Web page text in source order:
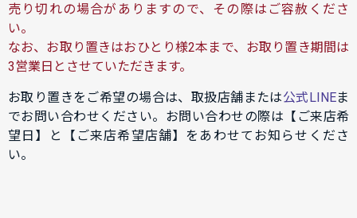
売り切れの場合がありますので、その際はご容赦くださ
い。
なお、お取り置きはおひとり様2本まで、お取り置き期間は
3営業日とさせていただきます。
お取り置きをご希望の場合は、取扱店舗または公式LINEま
でお問い合わせください。お問い合わせの際は【ご来店希
望日】と【ご来店希望店舗】をあわせてお知らせくださ
い。